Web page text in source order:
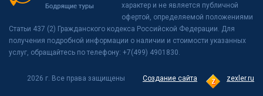
характер и не является публичной
офертой, определяемой положениями
Статьи 437 (2) Гражданского кодекса Российской Федерации. Для
получения подробной информации о наличии и стоимости указанных
услуг, обращайтесь по телефону: +7(499) 4901830.
Создание сайта zexler.ru
2026 г. Все права защищены